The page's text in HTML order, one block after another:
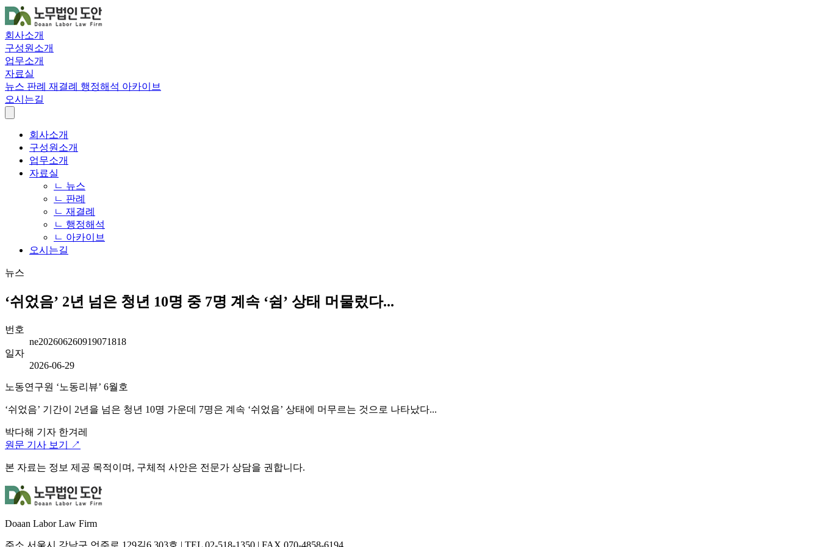
회사소개
구성원소개
업무소개
자료실
뉴스 판례 재결례 행정해석 아카이브
오시는길
회사소개
구성원소개
업무소개
자료실
ㄴ 뉴스
ㄴ 판례
ㄴ 재결례
ㄴ 행정해석
ㄴ 아카이브
오시는길
뉴스
‘쉬었음’ 2년 넘은 청년 10명 중 7명 계속 ‘쉼’ 상태 머물렀다...
번호
ne202606260919071818
일자
2026-06-29
노동연구원 ‘노동리뷰’ 6월호
‘쉬었음’ 기간이 2년을 넘은 청년 10명 가운데 7명은 계속 ‘쉬었음’ 상태에 머무르는 것으로 나타났다...
박다해 기자 한겨레
원문 기사 보기 ↗
본 자료는 정보 제공 목적이며, 구체적 사안은 전문가 상담을 권합니다.
Doaan Labor Law Firm
주소 서울시 강남구 언주로 129길6 303호 | TEL 02-518-1350 | FAX 070-4858-6194